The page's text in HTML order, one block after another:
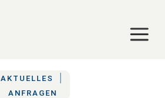
a
a
AKTUELLES |
ANFRAGEN